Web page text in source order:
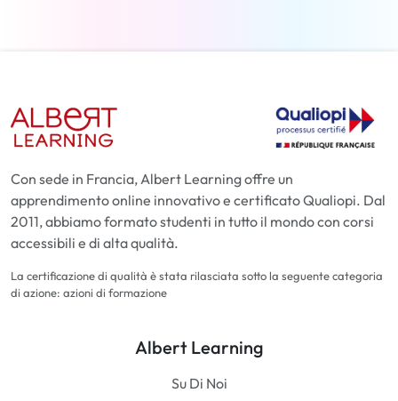
Con sede in Francia, Albert Learning offre un
apprendimento online innovativo e certificato Qualiopi. Dal
2011, abbiamo formato studenti in tutto il mondo con corsi
accessibili e di alta qualità.
La certificazione di qualità è stata rilasciata sotto la seguente categoria
di azione: azioni di formazione
Albert Learning
Su Di Noi